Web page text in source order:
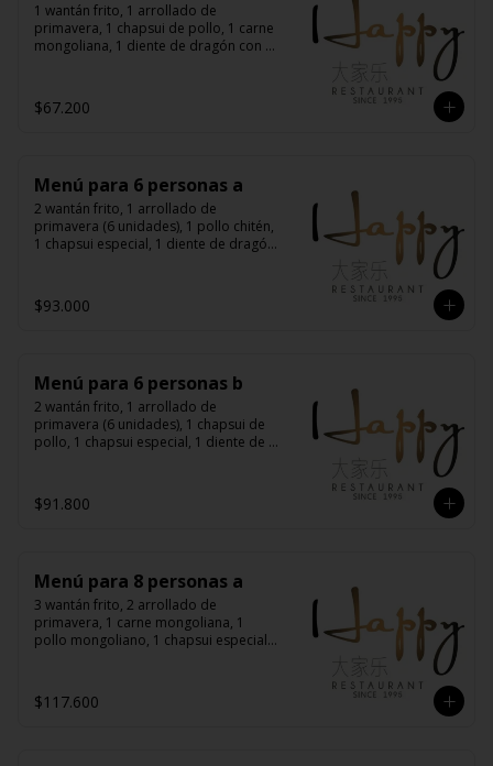
1 wantán frito, 1 arrollado de
primavera, 1 chapsui de pollo, 1 carne
mongoliana, 1 diente de dragón con
$67.200
Menú para 6 personas a
2 wantán frito, 1 arrollado de
primavera (6 unidades), 1 pollo chitén,
1 chapsui especial, 1 diente de dragón
$93.000
Menú para 6 personas b
2 wantán frito, 1 arrollado de
primavera (6 unidades), 1 chapsui de
pollo, 1 chapsui especial, 1 diente de
arroz chaufán
$91.800
Menú para 8 personas a
3 wantán frito, 2 arrollado de
primavera, 1 carne mongoliana, 1
pollo mongoliano, 1 chapsui especial,
arroz chaufán
$117.600